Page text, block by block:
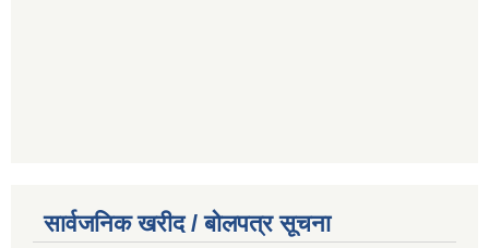
सार्वजनिक खरीद / बोलपत्र सूचना